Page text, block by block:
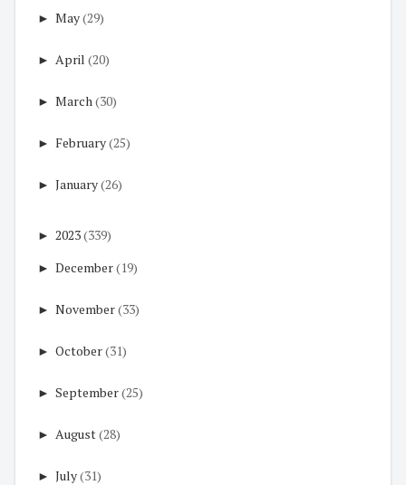
► May(29)
► April (20)
► March (30)
► February(25)
► January(26)
► 2023(339)
► December(19)
► November(33)
► October(31)
► September(25)
► August(28)
► July(31)